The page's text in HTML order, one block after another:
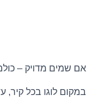
אם שמים מדויק –
במקום לוגו בכל קיר,